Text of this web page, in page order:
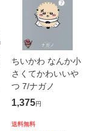
ちいかわ なんか小
さくてかわいいや
つ 7/ナガノ
1,375円
送料無料